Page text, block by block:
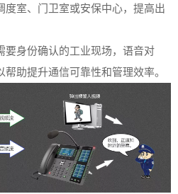
室、门卫室或安保中心，提高出
要身份确认的工业现场，语音对
助提升通信可靠性和管理效率。